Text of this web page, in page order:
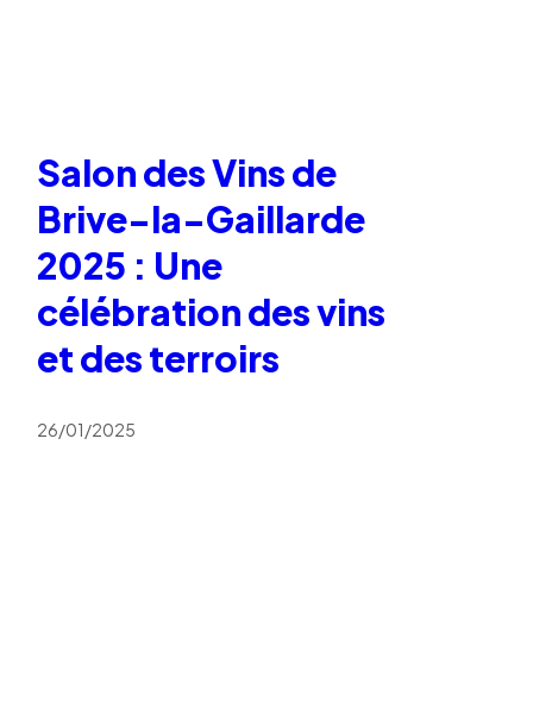
Salon des Vins de
Brive-la-Gaillarde
2025 : Une
célébration des vins
et des terroirs
26/01/2025